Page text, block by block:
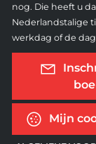
nog. Die heeft u
Nederlandstalige
werkdag of de
Mijn